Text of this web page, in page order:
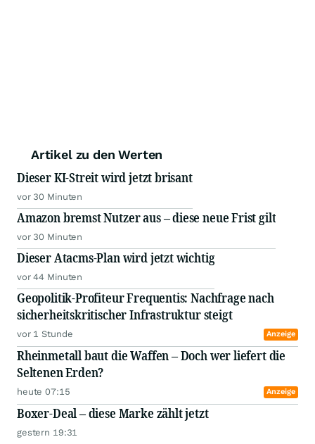
Artikel zu den Werten
Dieser KI-Streit wird jetzt brisant
vor 30 Minuten
Amazon bremst Nutzer aus – diese neue Frist gilt
vor 30 Minuten
Dieser Atacms-Plan wird jetzt wichtig
vor 44 Minuten
Geopolitik-Profiteur Frequentis: Nachfrage nach
sicherheitskritischer Infrastruktur steigt
vor 1 Stunde Anzeige
Rheinmetall baut die Waffen – Doch wer liefert die
Seltenen Erden?
heute 07:15 Anzeige
Boxer-Deal – diese Marke zählt jetzt
gestern 19:31